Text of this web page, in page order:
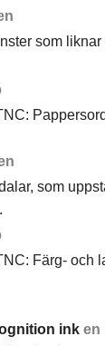
som
som
Färg- och
ink en